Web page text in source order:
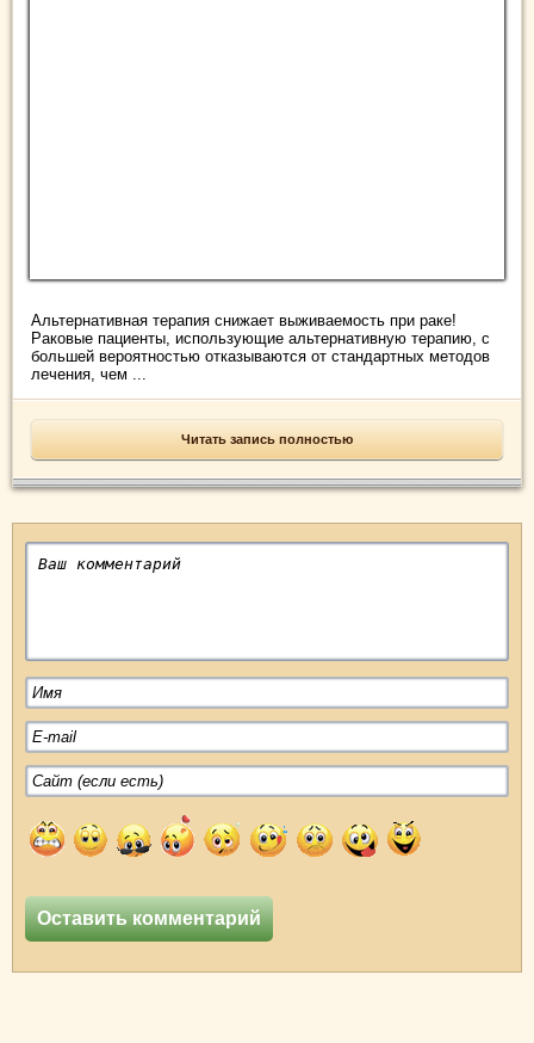
Альтернативная терапия снижает выживаемость при раке!
Раковые пациенты, использующие альтернативную терапию, с
большей вероятностью отказываются от стандартных методов
лечения, чем ...
Читать запись полностью